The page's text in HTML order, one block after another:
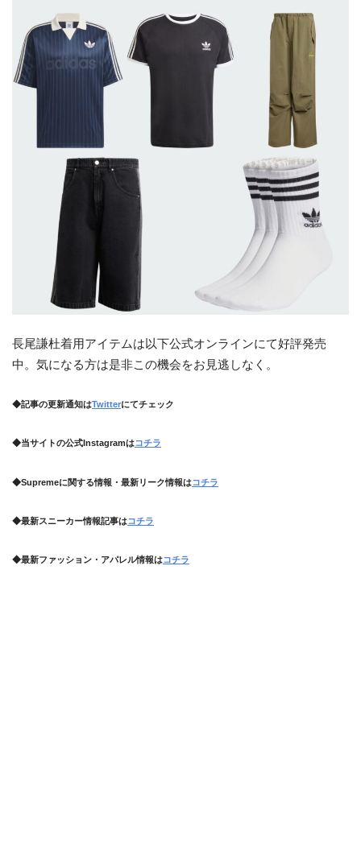
長尾謙杜着用アイテムは以下公式オンラインにて好評発売
中。気になる方は是非この機会をお見逃しなく。
◆記事の更新通知はTwitterにてチェック
◆当サイトの公式Instagramはコチラ
◆Supremeに関する情報・最新リーク情報はコチラ
◆最新スニーカー情報記事はコチラ
◆最新ファッション・アパレル情報はコチラ